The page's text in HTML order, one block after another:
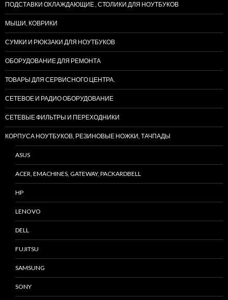
ПОДСТАВКИ ОХЛАЖДАЮЩИЕ , СТОЛИКИ ДЛЯ НОУТБУКОВ
МЫШИ, КОВРИКИ
СУМКИ И РЮКЗАКИ ДЛЯ НОУТБУКОВ
ОБОРУДОВАНИЕ ДЛЯ РЕМОНТА
ТОВАРЫ ДЛЯ СЕРВИСНОГО ЦЕНТРА.
СЕТЕВОЕ И РАДИО ОБОРУДОВАНИЕ
СЕТЕВЫЕ ФИЛЬТРЫ И ПЕРЕХОДНИКИ
КОРПУСА НОУТБУКОВ, РЕЗИНОВЫЕ НОЖКИ, ТАЧПАДЫ
ASUS
ACER, EMACHINES, GATEWAY, PACKARDBELL
HP
LENOVO
DELL
FUJITSU
SAMSUNG
SONY